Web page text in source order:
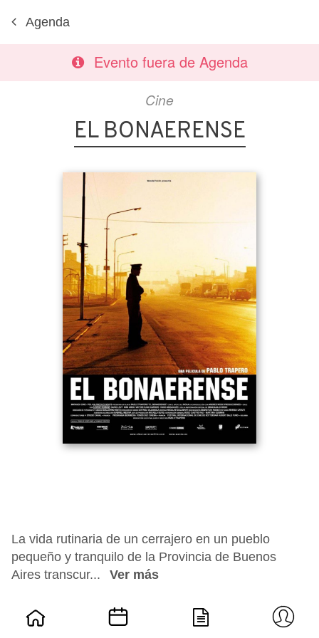
Agenda
Evento fuera de Agenda
Cine
EL BONAERENSE
La vida rutinaria de un cerrajero en un pueblo
pequeño y tranquilo de la Provincia de Buenos
Aires transcur...
Ver más